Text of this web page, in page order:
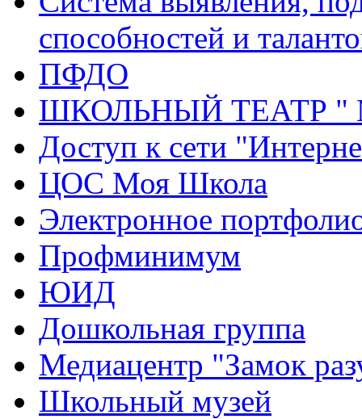
способностей и
ПФДО
ШКОЛЬНЫЙ ТЕАТР
Доступ к сети
ЦОС Моя Школа
Электронное
Профминимум
ЮИД
Дошкольная группа
Медиацентр "Замок
Школьный музей